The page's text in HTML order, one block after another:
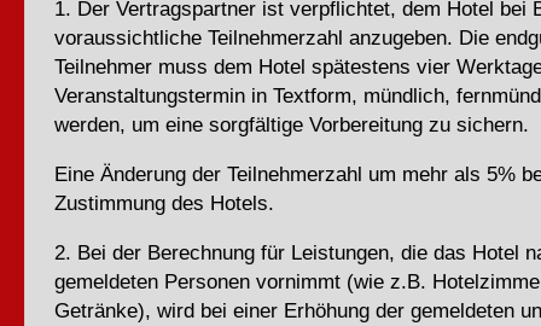
1. Der Vertragspartner ist verpflichtet, dem Hotel bei
voraussichtliche Teilnehmerzahl anzugeben. Die
Teilnehmer muss dem Hotel spätestens vier
Veranstaltungstermin in Textform, mündlich,
werden, um eine sorgfältige Vorbereitung zu sichern.
Eine Änderung der Teilnehmerzahl um mehr als 5%
Zustimmung des Hotels.
2. Bei der Berechnung für Leistungen, die das Hotel
gemeldeten Personen vornimmt (wie z.B.
Getränke), wird bei einer Erhöhung der gemeldeten